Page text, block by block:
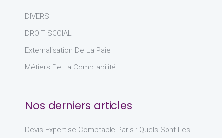
DIVERS
DROIT SOCIAL
Externalisation De La Paie
Métiers De La Comptabilité
Nos derniers articles
Devis Expertise Comptable Paris : Quels Sont Les